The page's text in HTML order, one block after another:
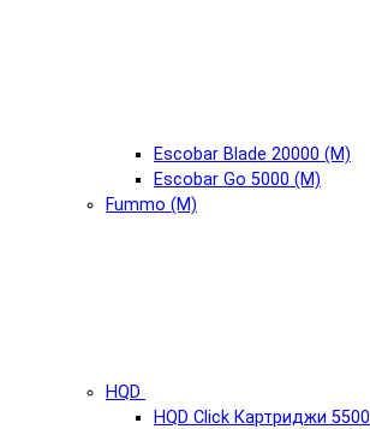
Escobar Blade 20000 (М)
Escobar Go 5000 (М)
Fummo (М)
HQD
HQD Click Картриджи 5500